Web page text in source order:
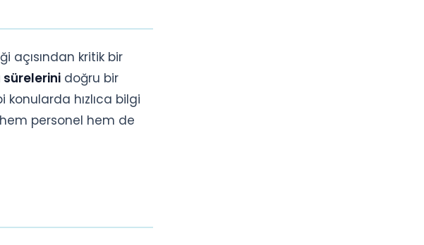
açısından kritik bir
sürelerini doğru bir
hızlıca bilgi
personel hem de